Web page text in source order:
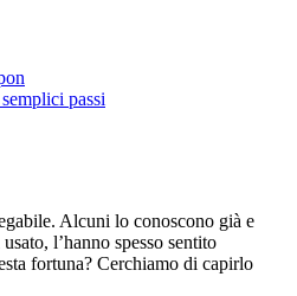
passi
Alcuni lo conoscono già e
l’hanno spesso sentito
fortuna? Cerchiamo di capirlo